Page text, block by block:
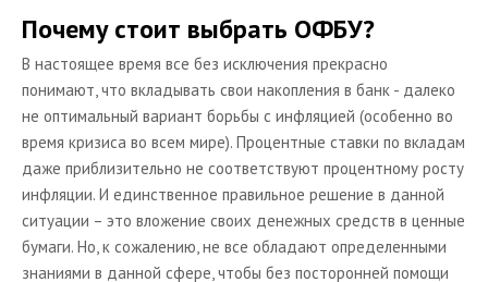
Почему стоит выбрать ОФБУ?
В настоящее время все без исключения прекрасно
понимают, что вкладывать свои накопления в банк - далеко
не оптимальный вариант борьбы с инфляцией (особенно во
время кризиса во всем мире). Процентные ставки по вкладам
даже приблизительно не соответствуют процентному росту
инфляции. И единственное правильное решение в данной
ситуации – это вложение своих денежных средств в ценные
бумаги. Но, к сожалению, не все обладают определенными
знаниями в данной сфере, чтобы без посторонней помощи